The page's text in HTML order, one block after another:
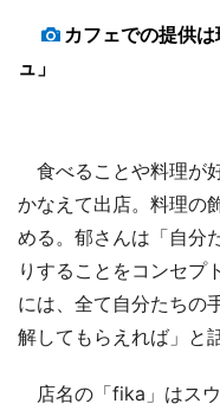
カフェでの提供
ュ」
食べることや料理が
かなえて出店。料理の
める。郁さんは「自分
りすることをコンセプ
には、全て自分たちの
解してもらえれば」と
店名の「fika」はスウ